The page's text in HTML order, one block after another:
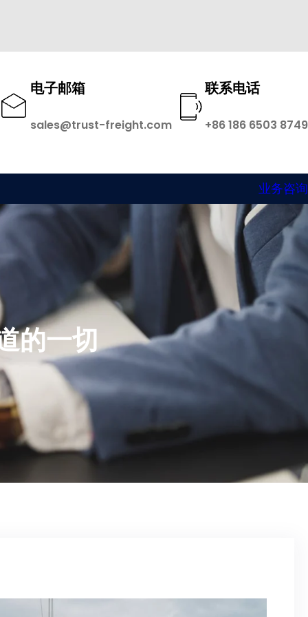
电子邮箱
sales@trust-freight.com
联系电话
+86 186 6503 8749
业务咨询
的一切